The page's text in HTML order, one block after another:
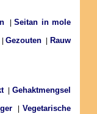
|Seitan in mole
Gezouten
Rauw
|Gehaktmengsel
|Vegetarische